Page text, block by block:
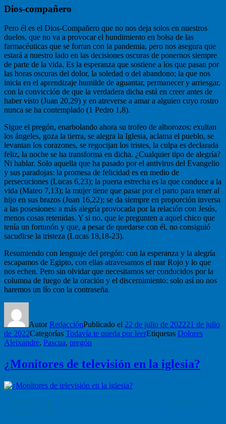
Dios-compañero
Pero él es el Dios-Compañero que no nos deja solos en nuestros
duelos, que no va a provocar el hundimiento en bolsa de las
farmacéuticas que se forran con la pandemia, pero nos asegura que
estará a nuestro lado en las decisiones oscuras de ponernos siempre
de parte de la vida. Es la esperanza que sostiene a los que pasan por
las horas oscuras del dolor, la soledad o del abandono; la que nos
inicia en el aprendizaje humilde de aguantar, permanecer y arriesgar,
con la convicción de que la verdadera dicha está en creer antes de
haber visto (Juan 20,29) y en atreverse a amar a alguien cuyo rostro
nunca se ha contemplado (1 Pedro 1,8).
Sigue el pregón, enarbolando ahora su trofeo de alborozos: exultan
los ángeles, goza la tierra, se alegra la Iglesia, aclama el pueblo, se
levantan los corazones, se regocijan los tristes, la culpa es declarada
feliz, la noche se ha transforma en dicha. ¿Cualquier tipo de alegría?
Ni hablar. Solo aquella que ha pasado por el antivirus del Evangelio
y sus paradojas: la promesa de felicidad es en medio de
persecuciones (Lucas 6,23); la puerta estrecha es la que conduce a la
vida (Mateo 7,13); la mujer tiene que pasar por el parto para tener al
hijo en sus brazos (Juan 16,22); se da siempre en proporción inversa
a las posesiones: a más alegría provocada por la relación con Jesús,
menos cosas retenidas. Y si no, que le pregunten a aquel chico que
tenía un fortunón y que, a pesar de quedarse con él, no consiguió
sacudirse la tristeza (Lucas 18,18-23).
Resumiendo con lenguaje del pregón: con la esperanza y la alegría
escapamos de Egipto, con ellas atravesamos el mar Rojo y lo que
nos echen. Pero sin olvidar que necesitamos ser conducidos por la
columna de fuego de la oración y el discernimiento: solo así no nos
haremos un lío con la contraseña.
AutorRedacciónPublicado el 22 de julio de 202221 de julio
de 2022Categorías Todavía te queda por leerEtiquetas Dolores
Aleixandre, Pascua, pregón
¿Monitores de televisión en la iglesia?